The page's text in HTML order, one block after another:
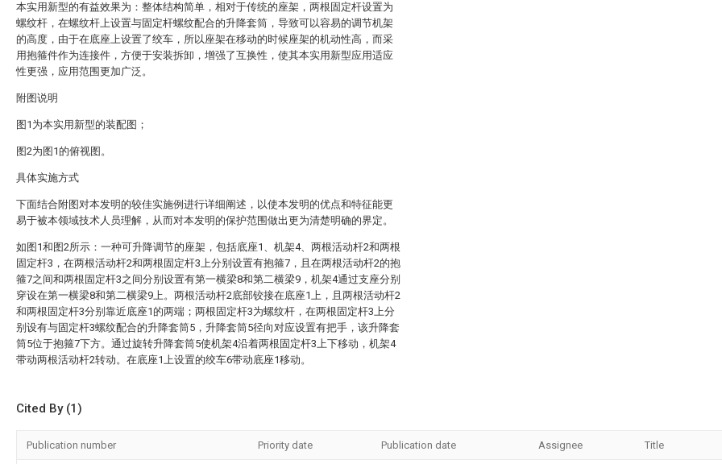
本实用新型的有益效果为：整体结构简单，相对于传统的座架，两根固定杆设置为
螺纹杆，在螺纹杆上设置与固定杆螺纹配合的升降套筒，导致可以容易的调节机架
的高度，由于在底座上设置了绞车，所以座架在移动的时候座架的机动性高，而采
用抱箍件作为连接件，方便于安装拆卸，增强了互换性，使其本实用新型应用适应
性更强，应用范围更加广泛。
附图说明
图1为本实用新型的装配图；
图2为图1的俯视图。
具体实施方式
下面结合附图对本发明的较佳实施例进行详细阐述，以使本发明的优点和特征能更
易于被本领域技术人员理解，从而对本发明的保护范围做出更为清楚明确的界定。
如图1和图2所示：一种可升降调节的座架，包括底座1、机架4、两根活动杆2和两根
固定杆3，在两根活动杆2和两根固定杆3上分别设置有抱箍7，且在两根活动杆2的抱
箍7之间和两根固定杆3之间分别设置有第一横梁8和第二横梁9，机架4通过支座分别
穿设在第一横梁8和第二横梁9上。两根活动杆2底部铰接在底座1上，且两根活动杆2
和两根固定杆3分别靠近底座1的两端；两根固定杆3为螺纹杆，在两根固定杆3上分
别设有与固定杆3螺纹配合的升降套筒5，升降套筒5径向对应设置有把手，该升降套
筒5位于抱箍7下方。通过旋转升降套筒5使机架4沿着两根固定杆3上下移动，机架4
带动两根活动杆2转动。在底座1上设置的绞车6带动底座1移动。
Cited By (1)
Publication number Priority date Publication date Assignee Title